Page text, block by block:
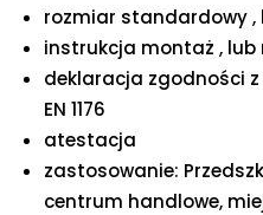
rozmiar standardowy ,
instrukcja montaż ,
deklaracja zgodności
EN 1176
atestacja
zastosowanie:
centrum handlowe,